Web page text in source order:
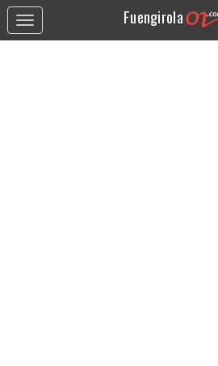
Toggle
navigation
Fuengirola